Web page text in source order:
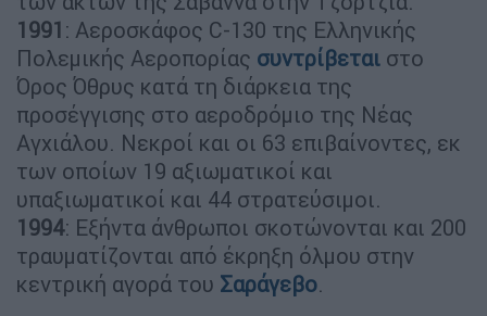
1991 : Αεροσκάφος C-130 της Ελληνικής
Πολεμικής Αεροπορίας συντρίβεται στο
Όρος Όθρυς κατά τη διάρκεια της
προσέγγισης στο αεροδρόμιο της Νέας
Αγχιάλου. Νεκροί και οι 63 επιβαίνοντες, εκ
των οποίων 19 αξιωματικοί και
υπαξιωματικοί και 44 στρατεύσιμοι.
1994: Εξήντα άνθρωποι σκοτώνονται και 200
τραυματίζονται από έκρηξη όλμου στην
κεντρική αγορά του Σαράγεβο.